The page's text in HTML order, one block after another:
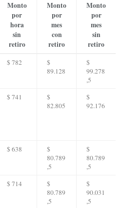
Monto
por
hora
sin
retiro
Monto
por
mes
con
retiro
Monto
por
mes
sin
retiro
$ 782
$
89.128
$
99.278
,5
$ 741
$
82.805
$
92.176
$ 638
$
80.789
,5
$
80.789
,5
$ 714
$
80.789
,5
$
90.031
,5